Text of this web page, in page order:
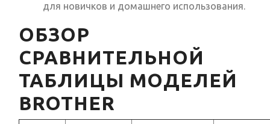
для новичков и домашнего использования.
ОБЗОР
СРАВНИТЕЛЬНОЙ
ТАБЛИЦЫ МОДЕЛЕЙ
BROTHER